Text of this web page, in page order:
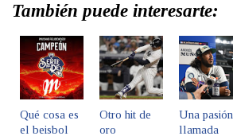
También puede interesarte:
Qué cosa es
el beisbol
Otro hit de
oro
Una pasión
llamada